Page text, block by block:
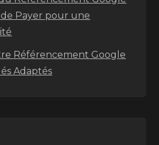
de Payer pour une
Référencement Google
Adaptés